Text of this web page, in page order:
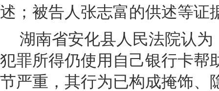
述；被告人张志富的供述等证
湖南省安化县人民法院认
犯罪所得仍使用自己银行卡帮
节严重，其行为已构成掩饰、